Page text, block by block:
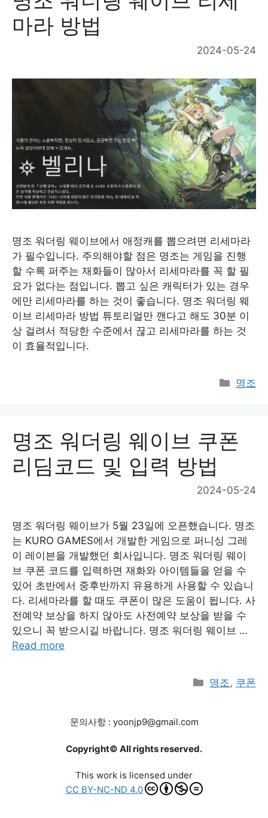
마라 방법
2024-05-24
명조 워더링 웨이브에서 애정캐를 뽑으려면 리세마라
가 필수입니다. 주의해야할 점은 명조는 게임을 진행
할 수록 퍼주는 재화들이 많아서 리세마라를 꼭 할 필
요가 없다는 점입니다. 뽑고 싶은 캐릭터가 있는 경우
에만 리세마라를 하는 것이 좋습니다. 명조 워더링 웨
이브 리세마라 방법 튜토리얼만 깬다고 해도 30분 이
상 걸려서 적당한 수준에서 끊고 리세마라를 하는 것
이 효율적입니다.
명조
명조 워더링 웨이브 쿠폰
리딤코드 및 입력 방법
2024-05-24
명조 워더링 웨이브가 5월 23일에 오픈했습니다. 명조
는 KURO GAMES에서 개발한 게임으로 퍼니싱 그레
이 레이븐을 개발했던 회사입니다. 명조 워더링 웨이
브 쿠폰 코드를 입력하면 재화와 아이템들을 얻을 수
있어 초반에서 중후반까지 유용하게 사용할 수 있습니
다. 리세마라를 할 때도 쿠폰이 많은 도움이 됩니다. 사
전예약 보상을 하지 않아도 사전예약 보상을 받을 수
있으니 꼭 받으시길 바랍니다. 명조 워더링 웨이브 …
Read more
Categories
명조, 쿠폰
문의사항 : yoonjp9@gmail.com
Copyright© All rights reserved.
This work is licensed under
CC BY-NC-ND 4.0